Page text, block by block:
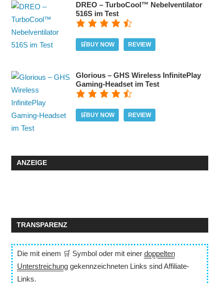
DREO – TurboCool™ Nebelventilator
516S im Test
🛒BUY NOW REVIEW
Glorious – GHS Wireless InfinitePlay
Gaming-Headset im Test
🛒BUY NOW REVIEW
ANZEIGE
TRANSPARENZ
Die mit einem 🛒 Symbol oder mit einer doppelten
Unterstreichunggekennzeichneten Links sind Affiliate-
Links.